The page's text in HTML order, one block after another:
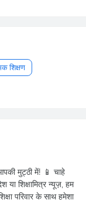
शिक्षण
मुट्ठी में! 📱 चाहे
या शिक्षामित्र न्यूज़, हम
परिवार के साथ हमेशा